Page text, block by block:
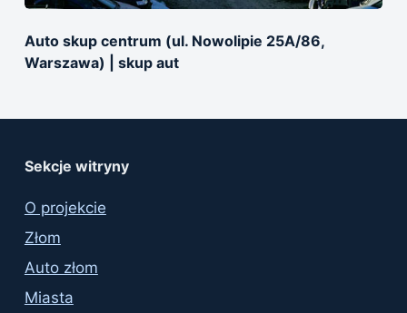
Auto skup centrum (ul. Nowolipie 25A/86,
Warszawa) | skup aut
Sekcje witryny
O projekcie
Złom
Auto złom
Miasta